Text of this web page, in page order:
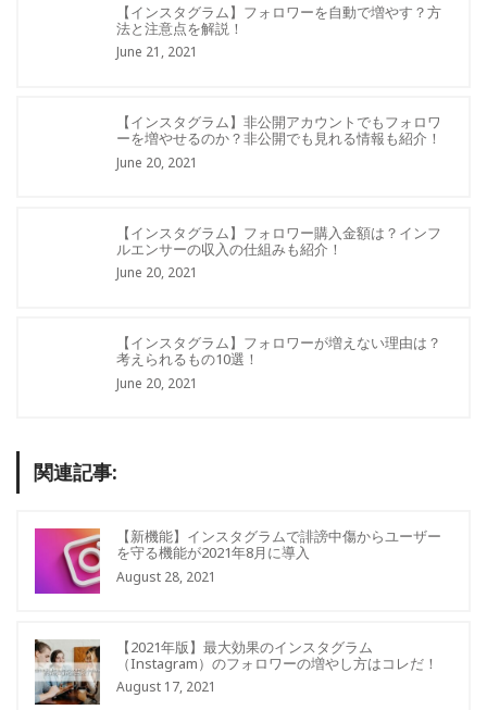
【インスタグラム】フォロワーを自動で増やす？方
法と注意点を解説！
June 21, 2021
【インスタグラム】非公開アカウントでもフォロワ
ーを増やせるのか？非公開でも見れる情報も紹介！
June 20, 2021
【インスタグラム】フォロワー購入金額は？インフ
ルエンサーの収入の仕組みも紹介！
June 20, 2021
【インスタグラム】フォロワーが増えない理由は？
考えられるもの10選！
June 20, 2021
関連記事:
【新機能】インスタグラムで誹謗中傷からユーザー
を守る機能が2021年8月に導入
August 28, 2021
【2021年版】最大効果のインスタグラム
（Instagram）のフォロワーの増やし方はコレだ！
August 17, 2021